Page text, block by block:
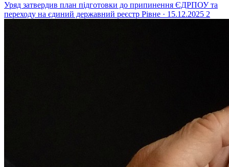
Уряд затвердив план підготовки до припинення ЄДРПОУ та
переходу на єдиний державний реєстр Рівне · 15.12.2025 2